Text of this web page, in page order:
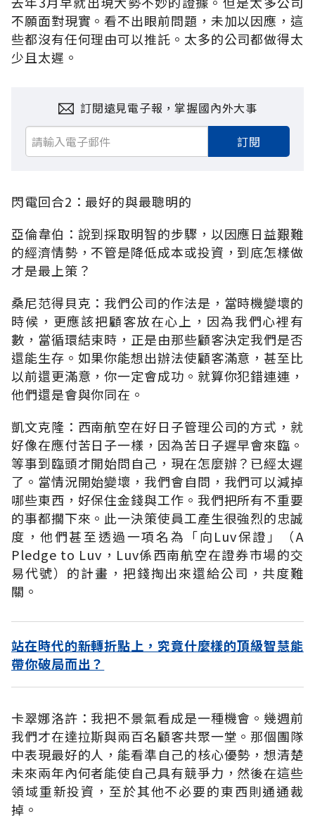
不願面對現實。看不出眼前問題，未加以因應，這
些都沒有任何理由可以推託。太多的公司都做得太
少且太遲。
訂閱遠見電子報，掌握國內外大事
訂閱
閃電回合2：最好的與最聰明的
亞倫韋伯：說到採取明智的步驟，以因應日益艱難
的經濟情勢，不管是降低成本或投資，到底怎樣做
才是最上策？
桑尼范得貝克：我們公司的作法是，當時機變壞的
時候，更應該把顧客放在心上，因為我們心裡有
數，當循環結束時，正是由那些顧客決定我們是否
還能生存。如果你能想出辦法使顧客滿意，甚至比
以前還更滿意，你一定會成功。就算你犯錯連連，
他們還是會與你同在。
凱文克隆：西南航空在好日子管理公司的方式，就
好像在應付苦日子一樣，因為苦日子遲早會來臨。
等事到臨頭才開始問自己，現在怎麼辦？已經太遲
了。當情況開始變壞，我們會自問，我們可以減掉
哪些東西，好保住金錢與工作。我們把所有不重要
的事都擱下來。此一決策使員工產生很強烈的忠誠
度，他們甚至透過一項名為「向Luv保證」（A
Pledge to Luv，Luv係西南航空在證券市場的交
易代號）的計畫，把錢掏出來還給公司，共度難
關。
站在時代的新轉折點上，究竟什麼樣的頂級智慧能
帶你破局而出？
卡翠娜洛許：我把不景氣看成是一種機會。幾週前
我們才在達拉斯與兩百名顧客共聚一堂。那個團隊
中表現最好的人，能看準自己的核心優勢，想清楚
未來兩年內何者能使自己具有競爭力，然後在這些
領域重新投資，至於其他不必要的東西則通通裁
掉。